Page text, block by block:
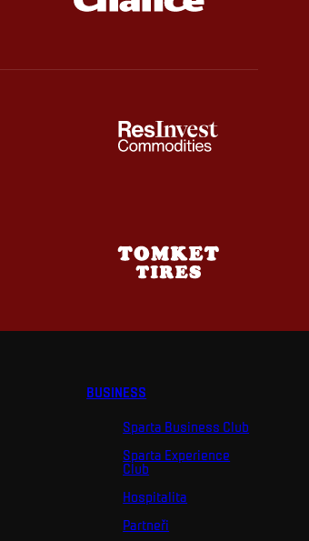
BUSINESS
Sparta Business Club
Sparta Experience
Club
Hospitalita
Partneři